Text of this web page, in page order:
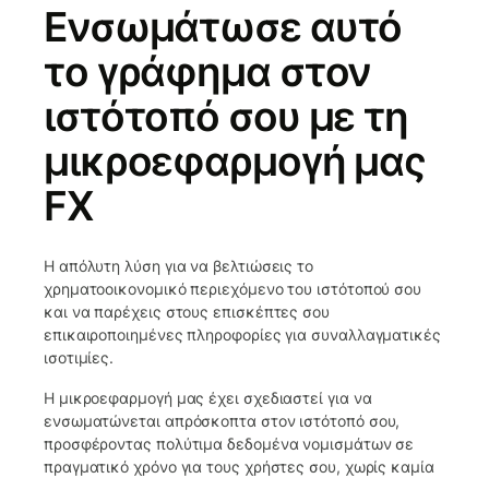
Ενσωμάτωσε αυτό
το γράφημα στον
ιστότοπό σου με τη
μικροεφαρμογή μας
FX
Η απόλυτη λύση για να βελτιώσεις το
χρηματοοικονομικό περιεχόμενο του ιστότοπού σου
και να παρέχεις στους επισκέπτες σου
επικαιροποιημένες πληροφορίες για συναλλαγματικές
ισοτιμίες.
Η μικροεφαρμογή μας έχει σχεδιαστεί για να
ενσωματώνεται απρόσκοπτα στον ιστότοπό σου,
προσφέροντας πολύτιμα δεδομένα νομισμάτων σε
πραγματικό χρόνο για τους χρήστες σου, χωρίς καμία